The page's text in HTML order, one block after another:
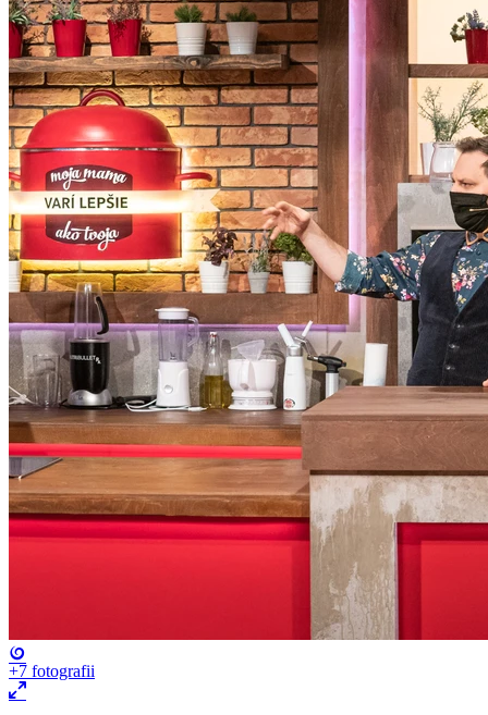
+7 fotografii